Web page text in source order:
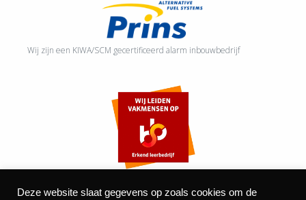
Wij zijn een KIWA/SCM gecertificeerd alarm inbouwbedrijf
Deze website slaat gegevens op zoals cookies om de